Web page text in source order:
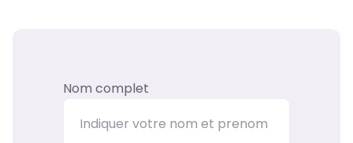
Nom complet